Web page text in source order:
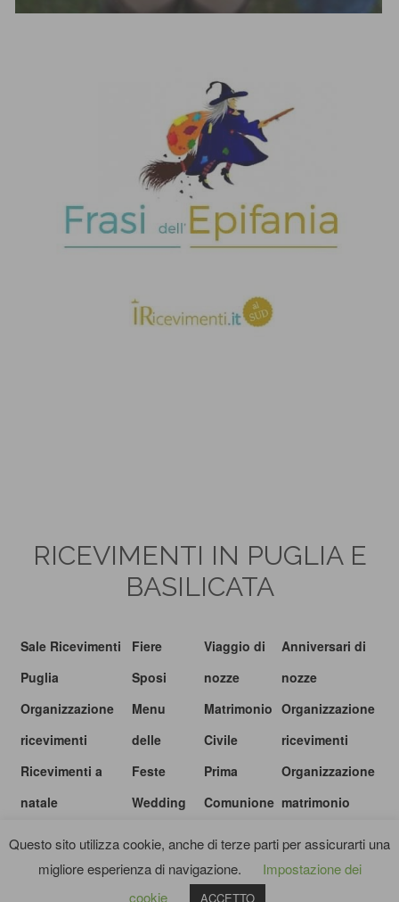
RICEVIMENTI IN PUGLIA E
BASILICATA
Sale Ricevimenti
Puglia
Organizzazione
ricevimenti
Ricevimenti a
natale
Fiere
Sposi
Menu
delle
Feste
Wedding
Viaggio di
nozze
Matrimonio
Civile
Prima
Comunione
Anniversari di
nozze
Organizzazione
ricevimenti
Organizzazione
matrimonio
© I RICEVIMENTI.IT |PRIVACY POLICY|TERMINI E CONDIZIONI
Questo sito utilizza cookie, anche di terze parti per assicurarti una
migliore esperienza di navigazione.
Impostazione dei
cookie
ACCETTO